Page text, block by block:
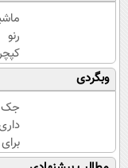
رنو
و
وبگردی
برای